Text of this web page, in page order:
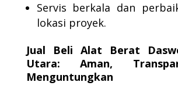
Servis berkala dan
lokasi proyek.
Jual Beli Alat Berat
Utara: Aman,
Menguntungkan